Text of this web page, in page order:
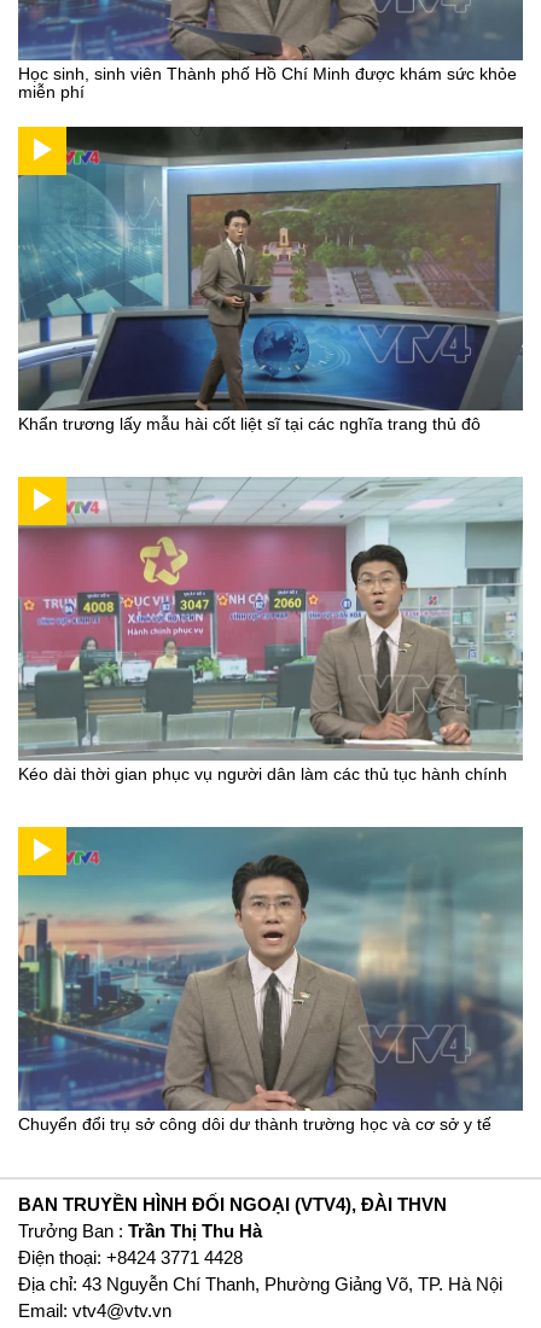
Học sinh, sinh viên Thành phố Hồ Chí Minh được khám sức khỏe
miễn phí
Khẩn trương lấy mẫu hài cốt liệt sĩ tại các nghĩa trang thủ đô
Kéo dài thời gian phục vụ người dân làm các thủ tục hành chính
Chuyển đổi trụ sở công dôi dư thành trường học và cơ sở y tế
BAN TRUYỀN HÌNH ĐỐI NGOẠI (VTV4), ĐÀI THVN
Trưởng Ban : Trần Thị Thu Hà
Ðiện thoại: +8424 3771 4428
Địa chỉ: 43 Nguyễn Chí Thanh, Phường Giảng Võ, TP. Hà Nội
Email: vtv4@vtv.vn